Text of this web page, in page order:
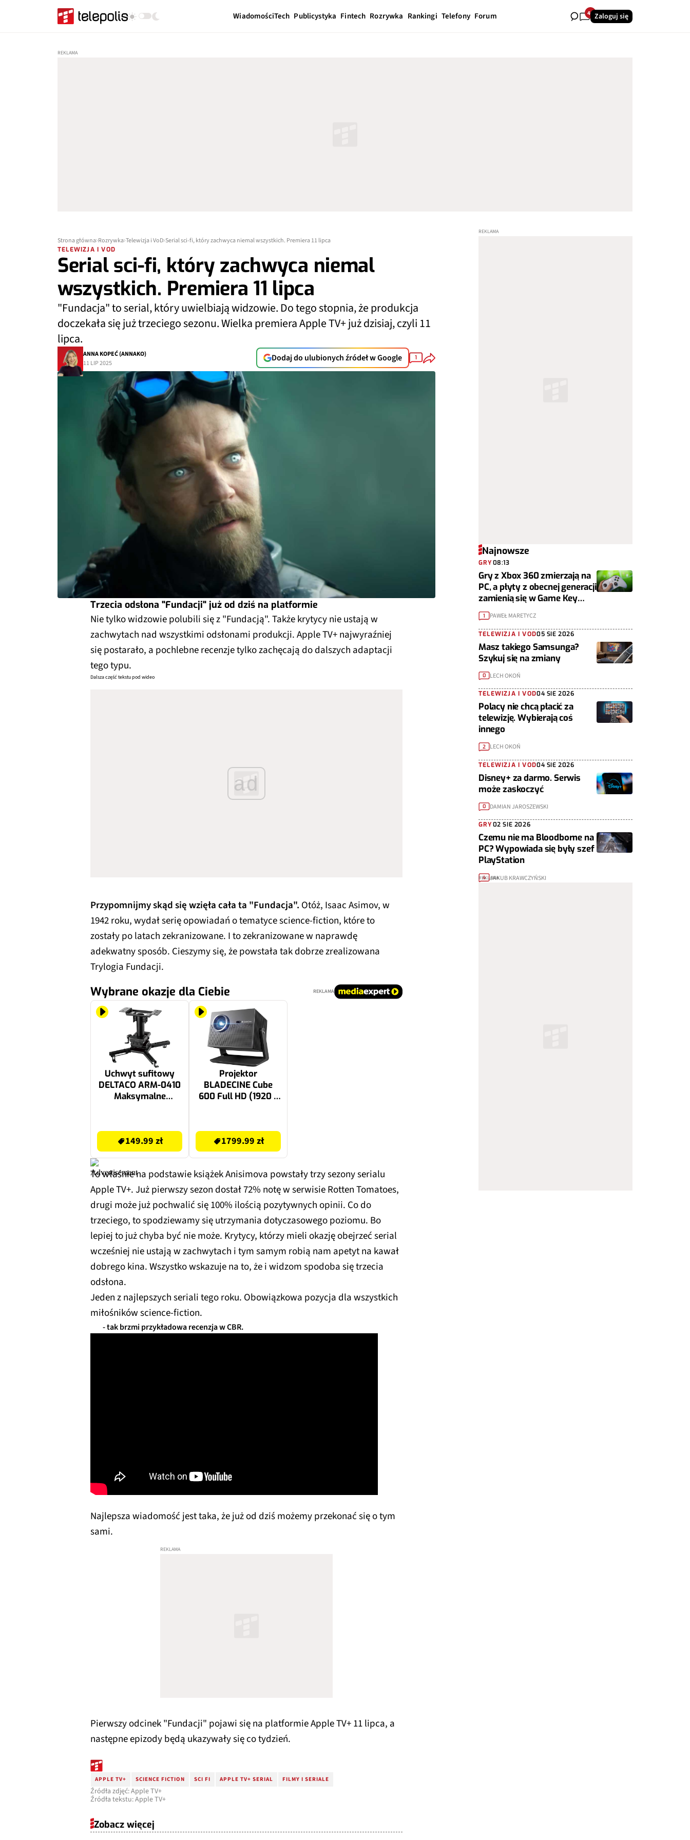
WiadomościTech Publicystyka Fintech Rozrywka Rankingi Telefony Forum 40Zaloguj się
Strona główna Rozrywka Telewizja i VoD Serial sci-fi, który zachwyca niemal wszystkich. Premiera 11 lipca
TELEWIZJA I VOD
Serial sci-fi, który zachwyca niemal
wszystkich. Premiera 11 lipca
"Fundacja" to serial, który uwielbiają widzowie. Do tego stopnia, że produkcja
doczekała się już trzeciego sezonu. Wielka premiera Apple TV+ już dzisiaj, czyli 11
lipca.
ANNA KOPEĆ (ANNAKO)
11 LIP 2025
Dodaj do ulubionych źródeł w Google 1
Trzecia odsłona "Fundacji" już od dziś na platformie
Nie tylko widzowie polubili się z "Fundacją". Także krytycy nie ustają w
zachwytach nad wszystkimi odsłonami produkcji. Apple TV+ najwyraźniej
się postarało, a pochlebne recenzje tylko zachęcają do dalszych adaptacji
tego typu.
Dalsza część tekstu pod wideo
ad
Przypomnijmy skąd się wzięła cała ta "Fundacja". Otóż, Isaac Asimov, w
1942 roku, wydał serię opowiadań o tematyce science-fiction, które to
zostały po latach zekranizowane. I to zekranizowane w naprawdę
adekwatny sposób. Cieszymy się, że powstała tak dobrze zrealizowana
Trylogia Fundacji.
Wybrane okazje dla Ciebie REKLAMA
Uchwyt sufitowy
DELTACO ARM-0410
Maksymalne
149.99 zł
Projektor
BLADECINE Cube
600 Full HD (1920 x
Bluetooth
1799.99 zł
To właśnie na podstawie książek Anisimova powstały trzy sezony serialu
Apple TV+. Już pierwszy sezon dostał 72% notę w serwisie Rotten Tomatoes,
drugi może już pochwalić się 100% ilością pozytywnych opinii. Co do
trzeciego, to spodziewamy się utrzymania dotyczasowego poziomu. Bo
lepiej to już chyba być nie może. Krytycy, którzy mieli okazję obejrzeć serial
wcześniej nie ustają w zachwytach i tym samym robią nam apetyt na kawał
dobrego kina. Wszystko wskazuje na to, że i widzom spodoba się trzecia
odsłona.
Jeden z najlepszych seriali tego roku. Obowiązkowa pozycja dla wszystkich
miłośników science-fiction.
- tak brzmi przykładowa recenzja w CBR.
Najlepsza wiadomość jest taka, że już od dziś możemy przekonać się o tym
sami.
Pierwszy odcinek "Fundacji" pojawi się na platformie Apple TV+ 11 lipca, a
następne epizody będą ukazywały się co tydzień.
APPLE TV+ SCIENCE FICTION SCI FI APPLE TV+ SERIAL FILMY I SERIALE
Źródła zdjęć: Apple TV+
Źródła tekstu: Apple TV+
Zobacz więcej
Najnowsze
GRY08:13
Gry z Xbox 360 zmierzają na
PC, a płyty z obecnej generacji
zamienią się w Game Key
Cardy
1 PAWEŁ MARETYCZ
TELEWIZJA I VOD05 SIE 2026
Masz takiego Samsunga?
Szykuj się na zmiany
0 LECH OKOŃ
TELEWIZJA I VOD04 SIE 2026
Polacy nie chcą płacić za
telewizję. Wybierają coś
innego
2 LECH OKOŃ
TELEWIZJA I VOD04 SIE 2026
Disney+ za darmo. Serwis
może zaskoczyć
0 DAMIAN JAROSZEWSKI
GRY02 SIE 2026
Czemu nie ma Bloodborne na
PC? Wypowiada się były szef
PlayStation
4 JAKUB KRAWCZYŃSKI